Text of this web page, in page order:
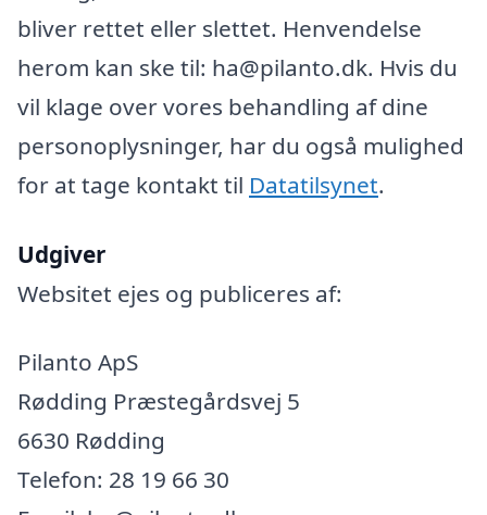
bliver rettet eller slettet. Henvendelse
herom kan ske til: ha@pilanto.dk. Hvis du
vil klage over vores behandling af dine
personoplysninger, har du også mulighed
for at tage kontakt til Datatilsynet.
Udgiver
Websitet ejes og publiceres af:
Pilanto ApS
Rødding Præstegårdsvej 5
6630 Rødding
Telefon: 28 19 66 30